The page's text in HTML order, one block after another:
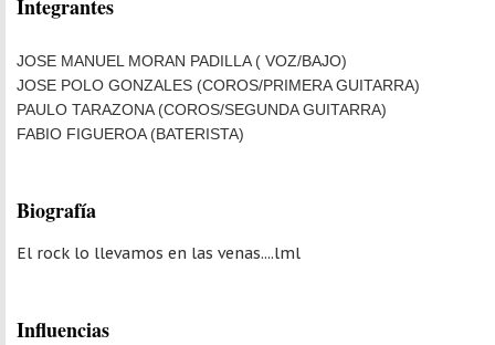
Integrantes
JOSE MANUEL MORAN PADILLA ( VOZ/BAJO)
JOSE POLO GONZALES (COROS/PRIMERA GUITARRA)
PAULO TARAZONA (COROS/SEGUNDA GUITARRA)
FABIO FIGUEROA (BATERISTA)
Biografía
El rock lo llevamos en las venas....lml
Influencias